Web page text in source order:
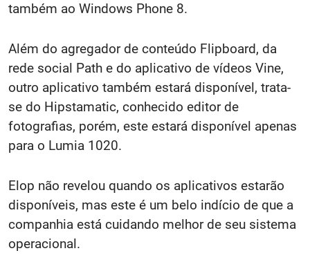
também ao Windows Phone 8.
Além do agregador de conteúdo Flipboard, da
rede social Path e do aplicativo de vídeos Vine,
outro aplicativo também estará disponível, trata-
se do Hipstamatic, conhecido editor de
fotografias, porém, este estará disponível apenas
para o Lumia 1020.
Elop não revelou quando os aplicativos estarão
disponíveis, mas este é um belo indício de que a
companhia está cuidando melhor de seu sistema
operacional.